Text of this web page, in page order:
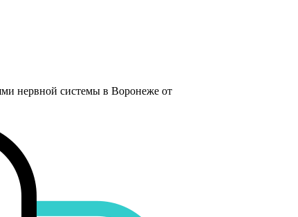
нервной системы в Воронеже от